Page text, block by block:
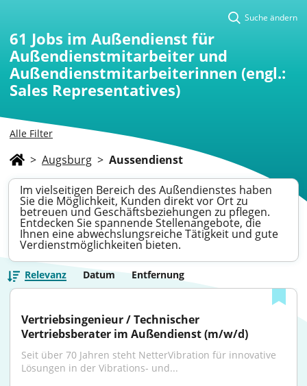
Alle Filter
Suche ändern
61 Jobs im Außendienst für
Außendienstmitarbeiter und
Außendienstmitarbeiterinnen (engl.:
Sales Representatives)
> Augsburg > Aussendienst
Im vielseitigen Bereich des Außendienstes haben
Sie die Möglichkeit, Kunden direkt vor Ort zu
betreuen und Geschäftsbeziehungen zu pflegen.
Entdecken Sie spannende Stellenangebote, die
Ihnen eine abwechslungsreiche Tätigkeit und gute
Verdienstmöglichkeiten bieten.
Relevanz Datum Entfernung
Vertriebsingenieur / Technischer
Vertriebsberater im Außendienst (m/w/d)
Seit über 70 Jahren steht NetterVibration für innovative
Lösungen in der Vibrations- und...